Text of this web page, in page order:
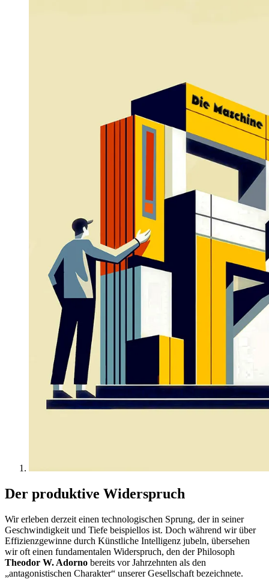
Der produktive Widerspruch
Wir erleben derzeit einen technologischen Sprung, der in seiner
Geschwindigkeit und Tiefe beispiellos ist. Doch während wir über
Effizienzgewinne durch Künstliche Intelligenz jubeln, übersehen
wir oft einen fundamentalen Widerspruch, den der Philosoph
Theodor W. Adorno bereits vor Jahrzehnten als den
„antagonistischen Charakter“ unserer Gesellschaft bezeichnete.